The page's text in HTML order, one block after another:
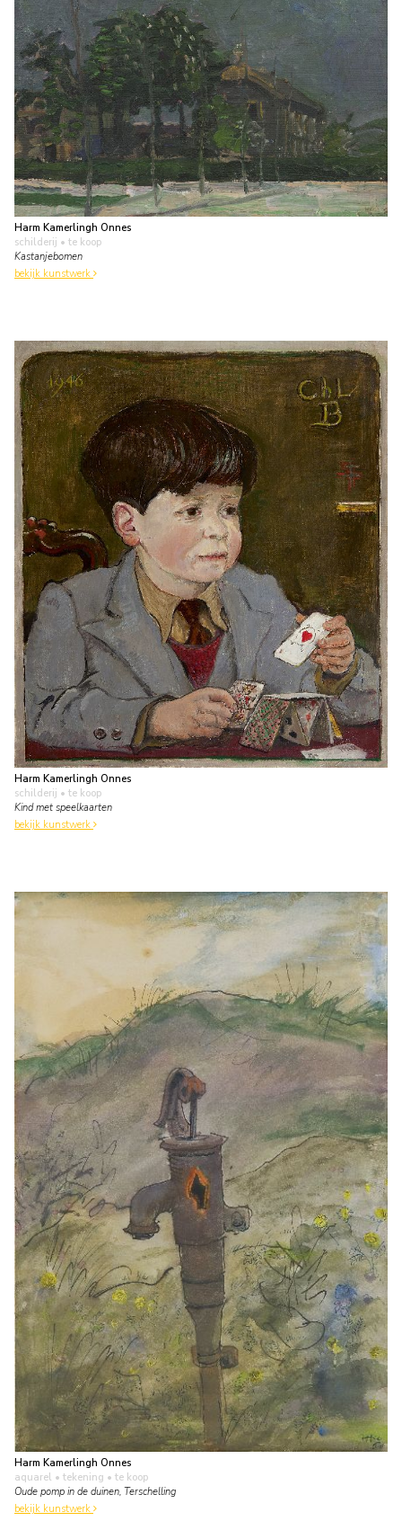
Harm Kamerlingh Onnes
schilderij • te koop
Kastanjebomen
bekijk kunstwerk
Harm Kamerlingh Onnes
schilderij • te koop
Kind met speelkaarten
bekijk kunstwerk
Harm Kamerlingh Onnes
aquarel • tekening • te koop
Oude pomp in de duinen, Terschelling
bekijk kunstwerk